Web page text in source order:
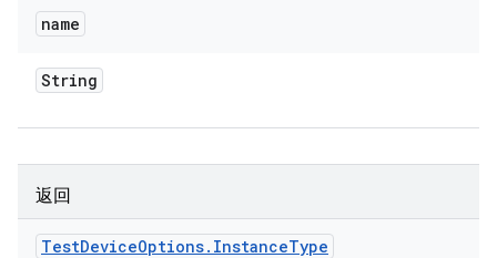
name
String
返回
TestDeviceOptions. InstanceType